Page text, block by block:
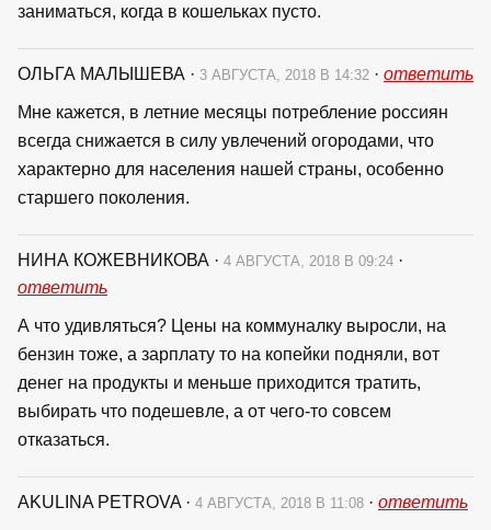
заниматься, когда в кошельках пусто.
ОЛЬГА МАЛЫШЕВА · 3 АВГУСТА, 2018 В 14:32 · ответить
Мне кажется, в летние месяцы потребление россиян
всегда снижается в силу увлечений огородами, что
характерно для населения нашей страны, особенно
старшего поколения.
НИНА КОЖЕВНИКОВА · 4 АВГУСТА, 2018 В 09:24 ·
ответить
А что удивляться? Цены на коммуналку выросли, на
бензин тоже, а зарплату то на копейки подняли, вот
денег на продукты и меньше приходится тратить,
выбирать что подешевле, а от чего-то совсем
отказаться.
AKULINA PETROVA · 4 АВГУСТА, 2018 В 11:08 · ответить